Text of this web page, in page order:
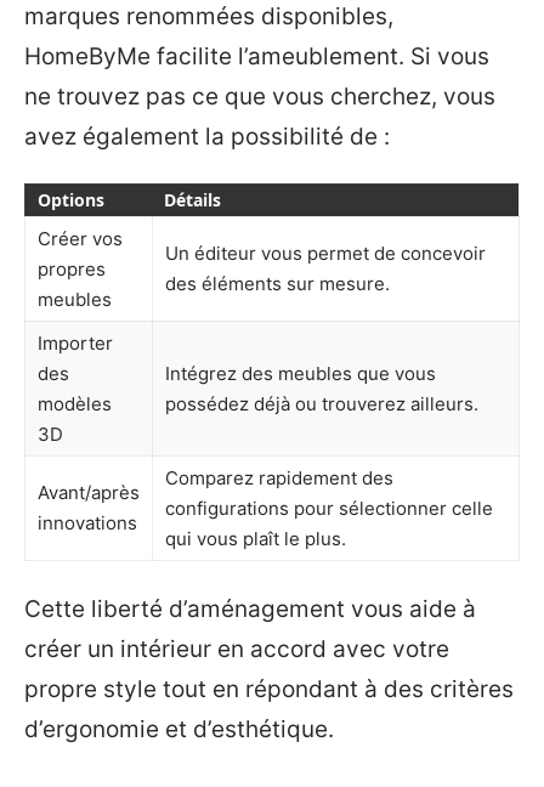
marques renommées disponibles,
HomeByMe facilite l’ameublement. Si vous
ne trouvez pas ce que vous cherchez, vous
avez également la possibilité de :
Options
Détails
Créer vos
propres
meubles
Un éditeur vous permet de concevoir
des éléments sur mesure.
Importer
des
modèles
3D
Intégrez des meubles que vous
possédez déjà ou trouverez ailleurs.
Avant/après
innovations
Comparez rapidement des
configurations pour sélectionner celle
qui vous plaît le plus.
Cette liberté d’aménagement vous aide à
créer un intérieur en accord avec votre
propre style tout en répondant à des critères
d’ergonomie et d’esthétique.